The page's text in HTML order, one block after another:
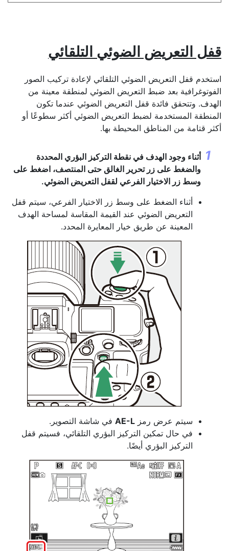
قفل التعريض الضوئي التلقائي
استخدم قفل التعريض الضوئي التلقائي لإعادة تركيب الصور
الفوتوغرافية بعد ضبط التعريض الضوئي لمنطقة معينة من
الهدف. وتتحقق فائدة قفل التعريض الضوئي عندما تكون
المنطقة المستخدمة لضبط التعريض الضوئي أكثر سطوعًا أو
أكثر قتامة من المناطق المحيطة بها.
أثناء وجود الهدف في نقطة التركيز البؤري المحددة
والضغط على زر تحرير الغالق حتى المنتصف، اضغط على
وسط زر الاختيار الفرعي لقفل التعريض الضوئي.
أثناء الضغط على وسط زر الاختيار الفرعي، سيتم قفل
التعريض الضوئي عند القيمة المقاسة لمساحة الهدف
المعينة عن طريق خيار المعايرة المحدد.
سيتم عرض رمز AE-L في شاشة التصوير.
في حال تمكين التركيز البؤري التلقائي، فسيتم قفل
التركيز البؤري أيضًا.